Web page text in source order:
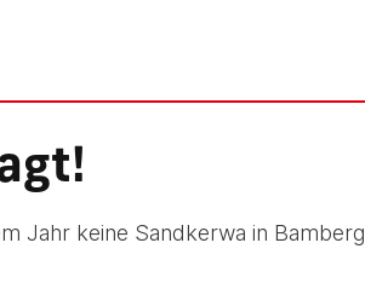
Jahr keine Sandkerwa in Bamberg